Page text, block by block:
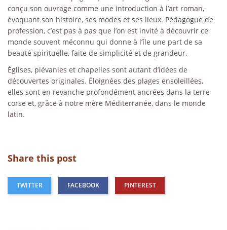
conçu son ouvrage comme une introduction à l’art roman,
évoquant son histoire, ses modes et ses lieux. Pédagogue de
profession, c’est pas à pas que l’on est invité à découvrir ce
monde souvent méconnu qui donne à l’île une part de sa
beauté spirituelle, faite de simplicité et de grandeur.
Églises, piévanies et chapelles sont autant d’idées de
découvertes originales. Éloignées des plages ensoleillées,
elles sont en revanche profondément ancrées dans la terre
corse et, grâce à notre mère Méditerranée, dans le monde
latin.
Share this post
TWITTER FACEBOOK PINTEREST